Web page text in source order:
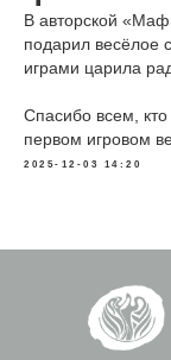
В авторской
подарил весёлое
играми царила
Спасибо всем,
первом игровом
2025-12-03 14:20